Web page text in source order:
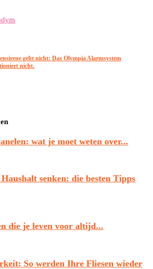
geht nicht: Das Olympia Alarmsystem
nicht.
wat je moet weten over...
senken: die besten Tipps
die je leven voor altijd...
So werden Ihre Fliesen wieder